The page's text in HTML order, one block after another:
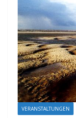
VERANSTALTUNGEN